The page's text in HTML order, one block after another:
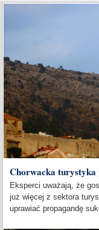
Chorwacka turystyka
Eksperci uważają, że
już więcej z sektora
uprawiać propagandę